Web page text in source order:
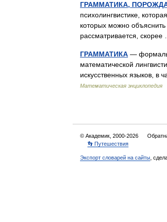
ГРАММАТИКА,
психолингвистике,
которых можно
рассматривается,
ГРАММАТИКА —
математической
искусственных языков,
Математическая энциклопедия
© Академик, 2000-2026
👣 Путешествия
Экспорт словарей на сайты ,